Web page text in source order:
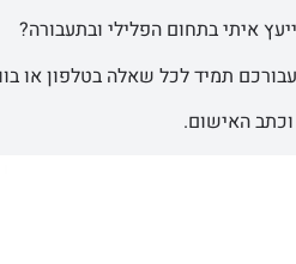
איתי בתחום הפלילי ובתעבורה?
תמיד לכל שאלה בטלפון או בוואטספ:
וכתב האישום.